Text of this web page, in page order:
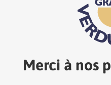
Merci à nos